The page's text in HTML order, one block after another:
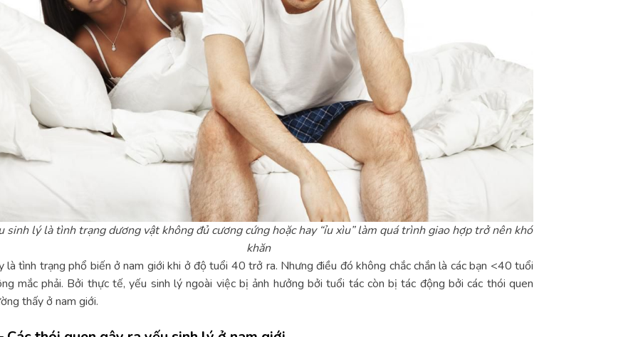
sinh lý là tình trạng dương vật không đủ cương cứng hoặc hay “ỉu xìu” làm quá trình giao hợp trở nên khó
khăn
là tình trạng phổ biến ở nam giới khi ở độ tuổi 40 trở ra. Nhưng điều đó không chắc chắn là các bạn <40 tuổi
mắc phải. Bởi thực tế, yếu sinh lý ngoài việc bị ảnh hưởng bởi tuổi tác còn bị tác động bởi các thói quen
thấy ở nam giới.